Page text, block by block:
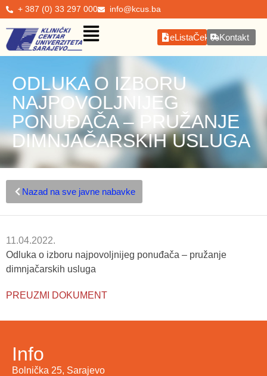
+ 387 (0) 33 297 000 info@kcus.ba
eListaČekanjaKontakt
ODLUKA O IZBORU
NAJPOVOLJNIJEG
PONUĐAČA – PRUŽANJE
DIMNJAČARSKIH USLUGA
Nazad na sve javne nabavke
11.04.2022.
Odluka o izboru najpovoljnijeg ponuđača – pružanje
dimnjačarskih usluga
PREUZMI DOKUMENT
Info
Bolnička 25, Sarajevo